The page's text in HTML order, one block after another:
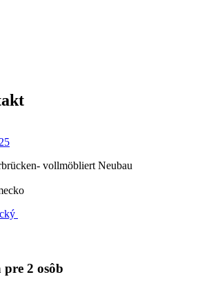
vollmöbliert Neubau
2 osôb